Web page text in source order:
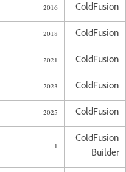
ColdFusion
2016
ColdFusion
2018
ColdFusion
2021
ColdFusion
2023
ColdFusion
2025
ColdFusion
Builder
1